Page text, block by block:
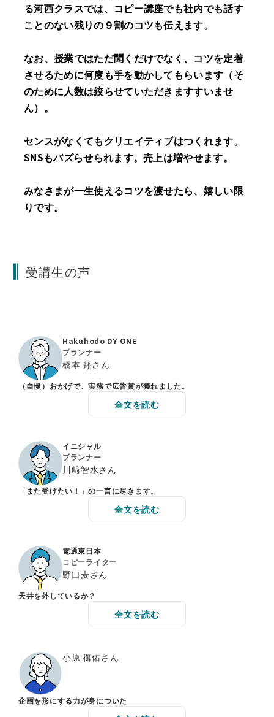
る河西クラスでは、コピー講座でも社内でも話す
ことのない残りの９割のコツも伝えます。
なお、授業ではただ聞くだけでなく、コツを定着
させるために何度も手を動かしてもらいます（そ
のために人数は絞らせていただきますすいませ
ん）。
センスがなくてもクリエイティブはつくれます。
SNSもバズらせられます。売上は増やせます。
みなさまが一生使えるコツを渡せたら、嬉しい限
りです。
受講生の声
Hakuhodo DY ONE
プランナー
橋本 翔さん
（自慢）おかげで、実務で広告賞が獲れました。
全文を読む
イニシャル
プランナー
川﨑智水さん
「また受けたい！」の一言に尽きます。
全文を読む
電通東日本
コピーライター
野口麦さん
天井を外しているか？
全文を読む
小原 御佑さん
企画を形にする力が身についた